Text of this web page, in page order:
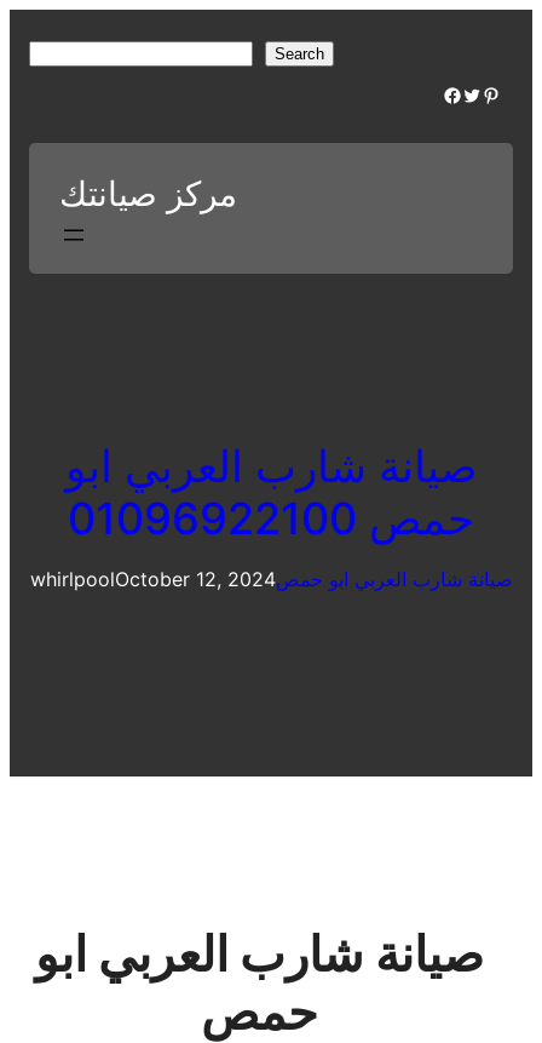
r
Search
Facebook Twitter Pinterest
مركز صيانتك
صيانة شارب العربي ابو
حمص 01096922100
whirlpoolOctober 12, 2024صيانة شارب العربي ابو حمص
صيانة شارب العربي ابو
حمص